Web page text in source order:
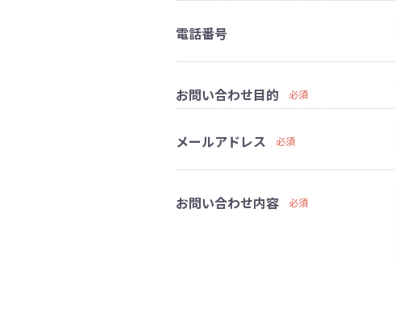
電話番号
お問い合わせ目的 必須
メールアドレス 必須
お問い合わせ内容 必須